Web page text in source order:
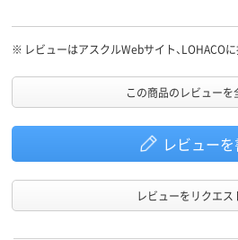
※ レビューはアスクルWebサイト、LOHACO
この商品のレビューを
レビューを
レビューをリクエス